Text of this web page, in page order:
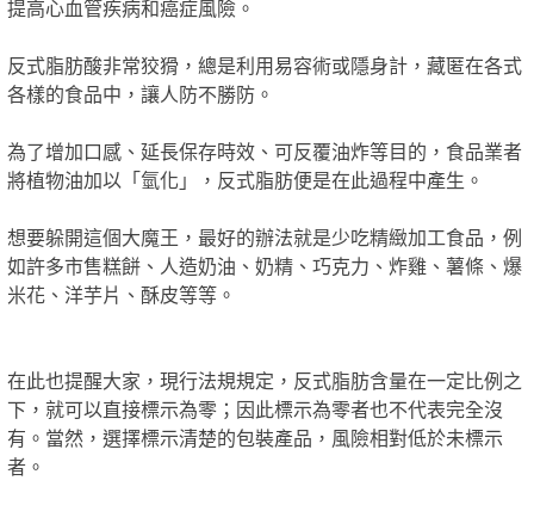
提高心血管疾病和癌症風險。
反式脂肪酸非常狡猾，總是利用易容術或隱身計，藏匿在各式
各樣的食品中，讓人防不勝防。
為了增加口感、延長保存時效、可反覆油炸等目的，食品業者
將植物油加以「氫化」，反式脂肪便是在此過程中產生。
想要躲開這個大魔王，最好的辦法就是少吃精緻加工食品，例
如許多市售糕餅、人造奶油、奶精、巧克力、炸雞、薯條、爆
米花、洋芋片、酥皮等等。
在此也提醒大家，現行法規規定，反式脂肪含量在一定比例之
下，就可以直接標示為零；因此標示為零者也不代表完全沒
有。當然，選擇標示清楚的包裝產品，風險相對低於未標示
者。